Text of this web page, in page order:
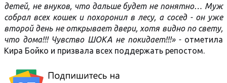
детей, не внуков, что дальше будет не понятно… Муж
собрал всех кошек и похоронил в лесу, а сосед - он уже
второй день не открывает двери, хотя видно по свету,
что дома!!! Чувство ШОКА не покидает!!!» -отметила
Кира Бойко и призвала всех поддержать репостом.